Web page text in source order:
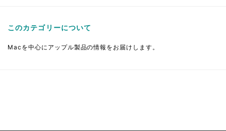
このカテゴリーについて
Macを中心にアップル製品の情報をお届けします。